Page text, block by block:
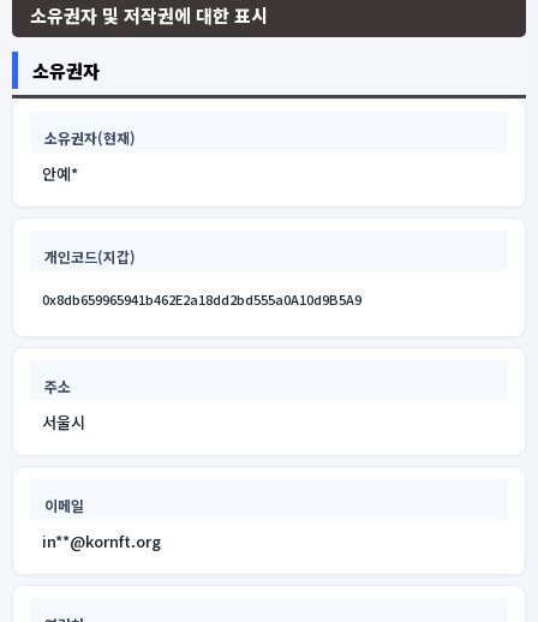
소유권자 및 저작권에 대한 표시
소유권자
소유권자(현재)
안예*
개인코드(지갑)
0x8db659965941b462E2a18dd2bd555a0A10d9B5A9
주소
서울시
이메일
in**@kornft.org